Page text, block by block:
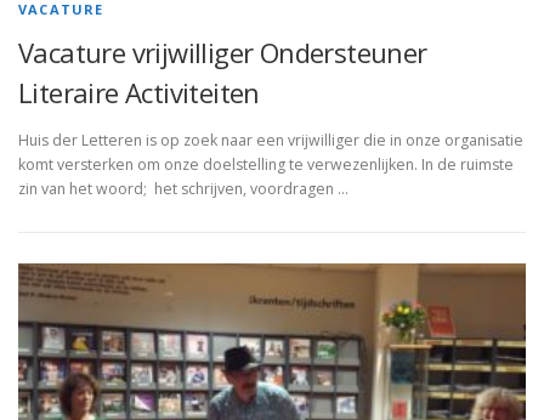
VACATURE
Vacature vrijwilliger Ondersteuner
Literaire Activiteiten
Huis der Letteren is op zoek naar een vrijwilliger die in onze organisatie
komt versterken om onze doelstelling te verwezenlijken. In de ruimste
zin van het woord; het schrijven, voordragen …